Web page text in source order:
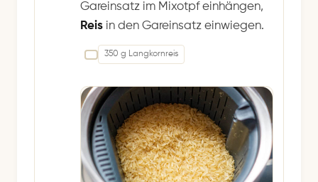
Gareinsatz im Mixotpf einhängen,
Reis in den Gareinsatz einwiegen.
350 g Langkornreis